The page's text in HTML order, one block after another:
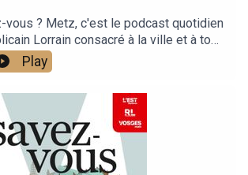
vous ? Metz, c'est le podcast quotidien
Lorrain consacré à la ville et à tout
ignorez sur elle.Un podcast raconté
Marie Russe basé sur les articles
la rédaction locale de Metz.
Play